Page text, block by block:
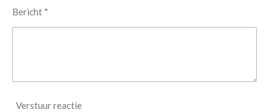
Bericht *
Verstuur reactie